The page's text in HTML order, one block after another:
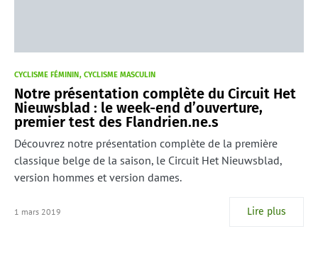
CYCLISME FÉMININ CYCLISME MASCULIN
Notre présentation complète du Circuit Het
Nieuwsblad : le week-end d’ouverture,
premier test des Flandrien.ne.s
Découvrez notre présentation complète de la première
classique belge de la saison, le Circuit Het Nieuwsblad,
version hommes et version dames.
1 mars 2019 Lire plus